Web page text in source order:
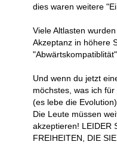
dies waren weitere
Viele Altlasten
Akzeptanz in höhere
Und wenn du jetzt
möchstes, was ich
(es lebe die
Die Leute müssen
akzeptieren! LEIDER
FREIHEITEN, DIE